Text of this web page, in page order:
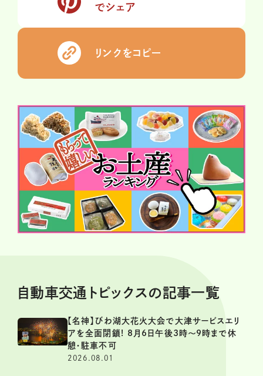
でシェア
リンクをコピー
自動車交通トピックスの記事一覧
【名神】びわ湖大花火大会で大津サービスエリ
アを全面閉鎖! 8月6日午後3時～9時まで休
憩・駐車不可
2026.08.01